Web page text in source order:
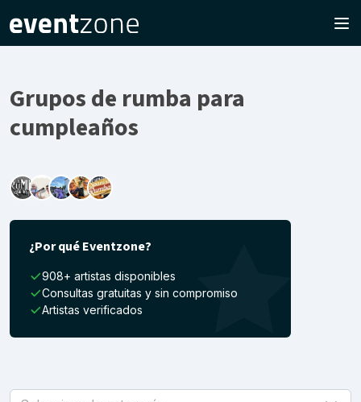
Grupos de rumba para
cumpleaños
¿Por qué Eventzone?
908+ artistas disponibles
Consultas gratuitas y sin compromiso
Artistas verificados